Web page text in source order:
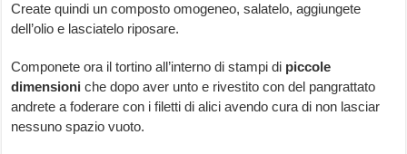
Create quindi un composto omogeneo, salatelo, aggiungete
dell’olio e lasciatelo riposare.
Componete ora il tortino all’interno di stampi di piccole
dimensioni che dopo aver unto e rivestito con del pangrattato
andrete a foderare con i filetti di alici avendo cura di non lasciar
nessuno spazio vuoto.